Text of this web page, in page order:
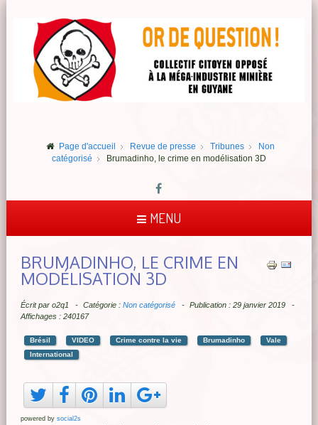
Page d'accueil Revue de presse Tribunes
Non
catégorisé
Brumadinho, le crime en modélisation 3D
MENU
BRUMADINHO, LE CRIME EN
MODÉLISATION 3D
Écrit par o2q1 Catégorie : Non catégorisé
Publication : 29 janvier 2019
Affichages : 240167
Brésil VIDEO Crime contre la vie Brumadinho
Vale
International
powered by social2s